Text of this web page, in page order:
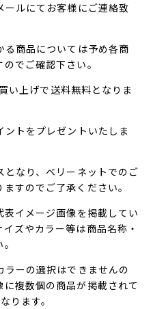
ルにてお客様にご連絡致
商品については予め各商
でご確認下さい。
上げで送料無料となりま
トをプレゼントいたしま
なり、ベリーネットでのご
すのでご了承ください。
イメージ画像を掲載してい
ズやカラー等は商品名称・
ーの選択はできませんの
複数個の商品が掲載されて
ります。